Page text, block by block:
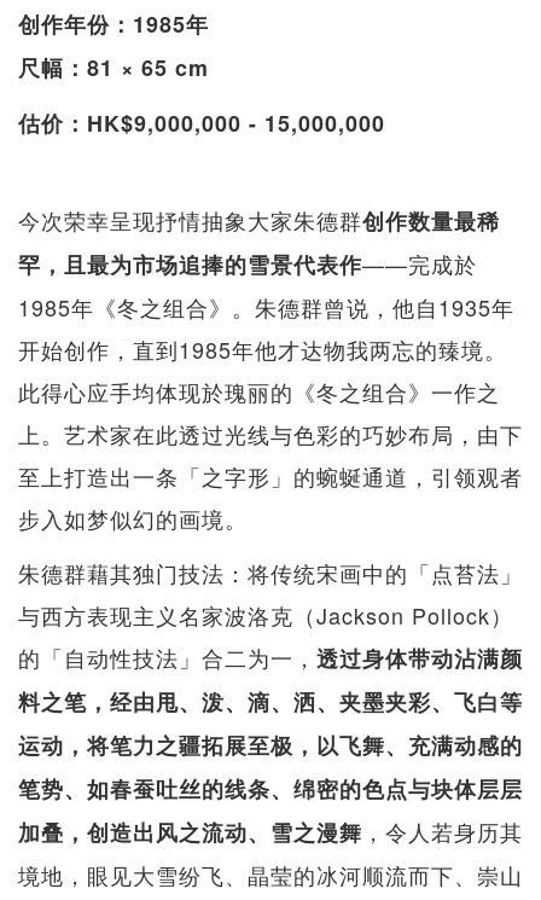
创作年份：1985年
尺幅：81 × 65 cm
估价：HK$9,000,000 - 15,000,000
今次荣幸呈现抒情抽象大家朱德群创作数量最稀
罕，且最为市场追捧的雪景代表作——完成於
1985年《冬之组合》。朱德群曾说，他自1935年
开始创作，直到1985年他才达物我两忘的臻境。
此得心应手均体现於瑰丽的《冬之组合》一作之
上。艺术家在此透过光线与色彩的巧妙布局，由下
至上打造出一条「之字形」的蜿蜒通道，引领观者
步入如梦似幻的画境。
朱德群藉其独门技法：将传统宋画中的「点苔法」
与西方表现主义名家波洛克（Jackson Pollock）
的「自动性技法」合二为一， 透过身体带动沾满颜
料之笔，经由甩、泼、滴、洒、夹墨夹彩、飞白等
运动，将笔力之疆拓展至极，以飞舞、充满动感的
笔势、如春蚕吐丝的线条、绵密的色点与块体层层
加叠，创造出风之流动、雪之漫舞 ，令人若身历其
境地，眼见大雪纷飞、晶莹的冰河顺流而下、崇山